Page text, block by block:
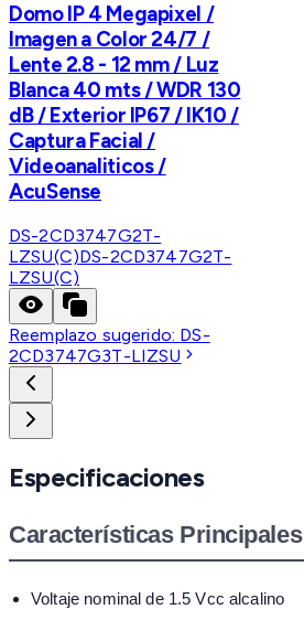
Domo IP 4 Megapixel /
Imagen a Color 24/7 /
Lente 2.8 - 12 mm / Luz
Blanca 40 mts / WDR 130
dB / Exterior IP67 / IK10 /
Captura Facial /
Videoanaliticos /
AcuSense
DS-2CD3747G2T-
LZSU(C)DS-2CD3747G2T-
LZSU(C)
Reemplazo sugerido: DS-
2CD3747G3T-LIZSU
Especificaciones
Características Principales
Voltaje nominal de 1.5 Vcc alcalino